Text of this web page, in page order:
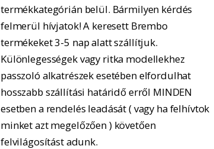
termékkategórián belül. Bármilyen kérdés
felmerül hívjatok! A keresett Brembo
termékeket 3-5 nap alatt szállítjuk.
Különlegességek vagy ritka modellekhez
passzoló alkatrészek esetében elfordulhat
hosszabb szállítási határidő erről MINDEN
esetben a rendelés leadását ( vagy ha felhívtok
minket azt megelőzően ) követően
felvilágosítást adunk.